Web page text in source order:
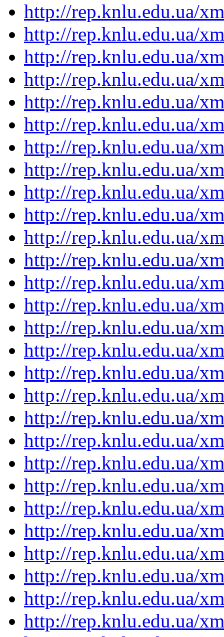
http://rep.knlu.edu.ua/
http://rep.knlu.edu.ua/
http://rep.knlu.edu.ua/
http://rep.knlu.edu.ua/
http://rep.knlu.edu.ua/
http://rep.knlu.edu.ua/
http://rep.knlu.edu.ua/
http://rep.knlu.edu.ua/
http://rep.knlu.edu.ua/
http://rep.knlu.edu.ua/
http://rep.knlu.edu.ua/
http://rep.knlu.edu.ua/
http://rep.knlu.edu.ua/
http://rep.knlu.edu.ua/
http://rep.knlu.edu.ua/
http://rep.knlu.edu.ua/
http://rep.knlu.edu.ua/
http://rep.knlu.edu.ua/
http://rep.knlu.edu.ua/
http://rep.knlu.edu.ua/
http://rep.knlu.edu.ua/
http://rep.knlu.edu.ua/
http://rep.knlu.edu.ua/
http://rep.knlu.edu.ua/
http://rep.knlu.edu.ua/
http://rep.knlu.edu.ua/
http://rep.knlu.edu.ua/
http://rep.knlu.edu.ua/